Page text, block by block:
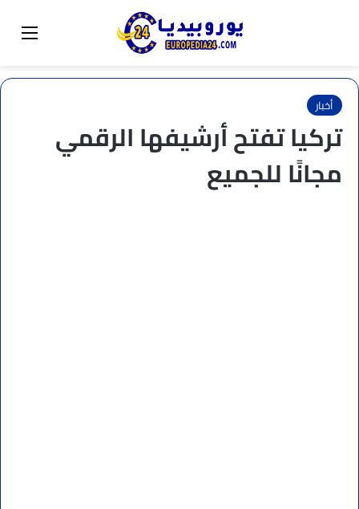
تبديل المظهر
أخبار
تركيا تفتح أرشيفها الرقمي
مجانًا للجميع